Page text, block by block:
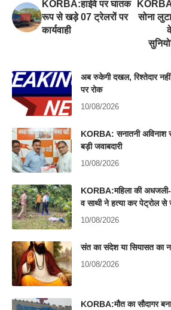
KORBA:हाईवे पर घातक
रूप से खड़े 07 ट्रेलरों पर
कार्यवाही
सोना
अब रुकेगी दखल, रिश्तेदार
पर रोक
10/08/2026
KORBA: सनातनी अविनाश
बड़ी जवाबदारी
10/08/2026
KORBA:महिला की अधजली-
व साथी ने हत्या कर पेट्रोल से
10/08/2026
संत का संदेश या सियासत का
10/08/2026
KORBA:मौत का सौदागर